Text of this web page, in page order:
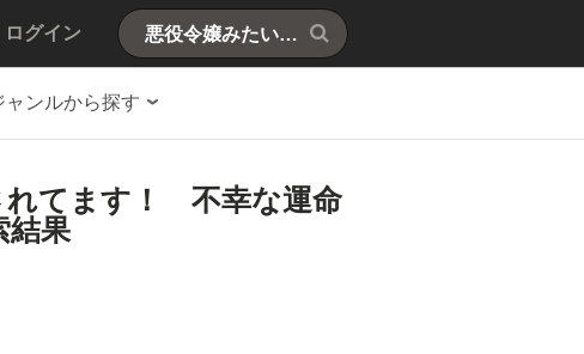
ログイン
ャンルから探す
れてます！ 不幸な運命
結果